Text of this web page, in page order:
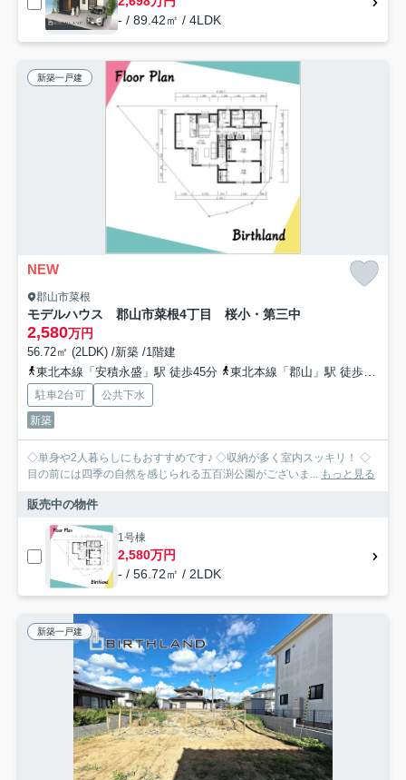
- / 89.42㎡ / 4LDK
新築一戸建
NEW
郡山市菜根
モデルハウス 郡山市菜根4丁目 桜小・第三中
2,580万円
56.72㎡ (2LDK) /新築 /1階建
東北本線「安積永盛」駅 徒歩45分
東北本線「郡山」駅 徒歩47分
駐車2台可
公共下水
新築
◇単身や2人暮らしにもおすすめです♪ ◇収納が多く室内スッキリ！ ◇
目の前には四季の自然を感じられる五百渕公園がございま... もっと見る
販売中の物件
1号棟
2,580万円
- / 56.72㎡ / 2LDK
新築一戸建